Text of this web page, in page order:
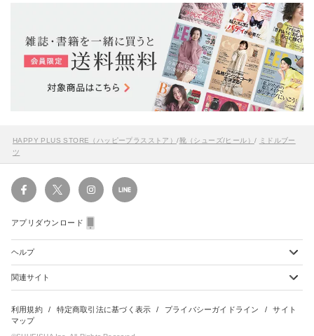
HAPPY PLUS STORE（ハッピープラスストア）/靴（シューズ/ヒール） /
ミドルブー
ツ
アプリダウンロード
ヘルプ
ショッピングガイド
会員特典のご案内
関連サイト
雑誌定期購読について
集英社Webマガジン Cobalt
利用規約 特定商取引法に基づく表示 プライバシーガイドライン
サイト
マップ